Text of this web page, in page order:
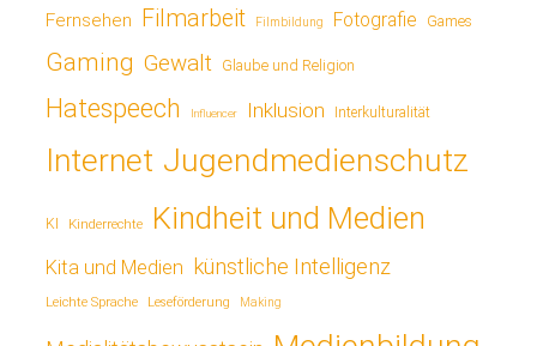
Fernsehen Filmarbeit Filmbildung Fotografie Games
Gaming Gewalt Glaube und Religion
Hatespeech Influencer Inklusion Interkulturalität
Internet Jugendmedienschutz
KI Kinderrechte Kindheit und Medien
Kita und Medien künstliche Intelligenz
Leichte Sprache Leseförderung Making